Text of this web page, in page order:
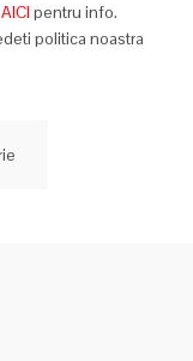
AICI pentru info.
politica noastra